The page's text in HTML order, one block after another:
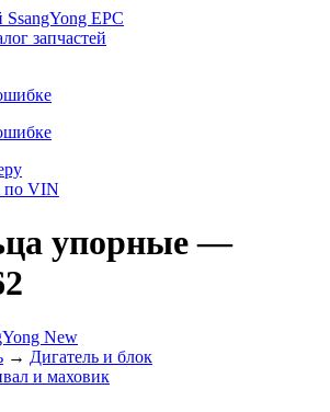
запчастей
по VIN
упорные—
New
→ Дигатель и блок
и маховик